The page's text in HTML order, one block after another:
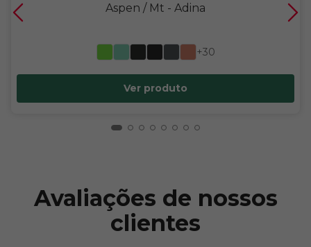
Aspen / Mt - Adina
+30
Ver produto
Avaliações de nossos
clientes